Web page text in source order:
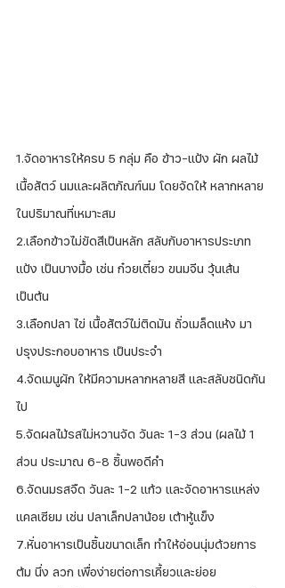
1.จัดอาหารให้ครบ 5 กลุ่ม คือ ข้าว-แป้ง ผัก ผลไม้
เนื้อสัตว์ นมและผลิตภัณฑ์นม โดยจัดให้ หลากหลาย
ในปริมาณที่เหมาะสม
2.เลือกข้าวไม่ขัดสีเป็นหลัก สลับกับอาหารประเภท
แป้ง เป็นบางมื้อ เช่น ก๋วยเตี๋ยว ขนมจีน วุ้นเส้น
เป็นต้น
3.เลือกปลา ไข่ เนื้อสัตว์ไม่ติดมัน ถั่วเมล็ดแห้ง มา
ปรุงประกอบอาหาร เป็นประจำ
4.จัดเมนูผัก ให้มีความหลากหลายสี และสลับชนิดกัน
ไป
5.จัดผลไม้รสไม่หวานจัด วันละ 1-3 ส่วน (ผลไม้ 1
ส่วน ประมาณ 6-8 ชิ้นพอดีคำ
6.จัดนมรสจืด วันละ 1-2 แก้ว และจัดอาหารแหล่ง
แคลเซียม เช่น ปลาเล็กปลาน้อย เต้าหู้แข็ง
7.หั่นอาหารเป็นชิ้นขนาดเล็ก ทำให้อ่อนนุ่มด้วยการ
ต้ม นึ่ง ลวก เพื่อง่ายต่อการเคี้ยวและย่อย